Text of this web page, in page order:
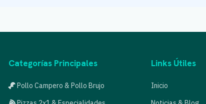
Categorías Principales
Pollo Campero & Pollo Brujo
Links Útiles
Inicio